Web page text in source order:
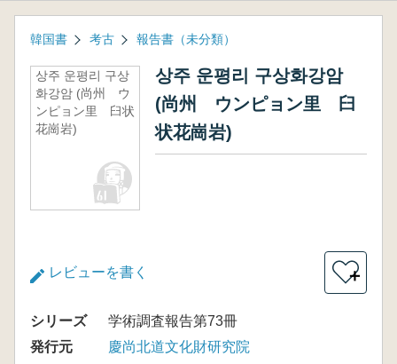
韓国書 考古 報告書（未分類）
상주 운평리 구상
화강암 (尚州 ウ
ンピョン里 臼状
花崗岩)
상주 운평리 구상화강암
(尚州 ウンピョン里 臼
状花崗岩)
レビューを書く ＋
シリーズ
学術調査報告第73冊
発行元
慶尚北道文化財研究院